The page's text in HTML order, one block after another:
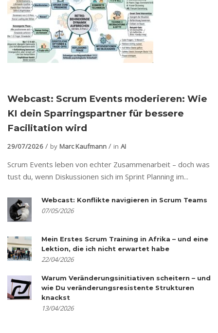
Webcast: Scrum Events moderieren: Wie
KI dein Sparringspartner für bessere
Facilitation wird
29/07/2026 by Marc Kaufmann in AI
Scrum Events leben von echter Zusammenarbeit – doch was
tust du, wenn Diskussionen sich im Sprint Planning im...
Webcast: Konflikte navigieren in Scrum Teams
07/05/2026
Mein Erstes Scrum Training in Afrika – und eine
Lektion, die ich nicht erwartet habe
22/04/2026
Warum Veränderungsinitiativen scheitern – und
wie Du veränderungsresistente Strukturen
knackst
13/04/2026